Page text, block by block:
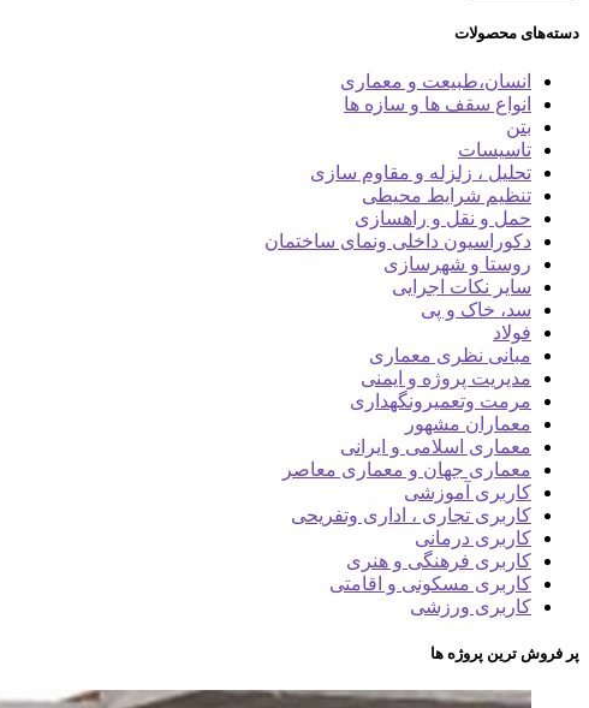
دسته‌های محصولات
انسان،طبیعت و معماری
انواع سقف ها و سازه ها
بتن
تاسیسات
تحلیل ، زلزله و مقاوم سازی
تنظیم شرایط محیطی
حمل و نقل و راهسازی
دکوراسیون داخلی ونمای ساختمان
روستا و شهرسازی
سایر نکات اجرایی
سد، خاک و پی
فولاد
مبانی نظری معماری
مدیریت پروژه و ایمنی
مرمت وتعمیرونگهداری
معماران مشهور
معماری اسلامی و ایرانی
معماری جهان و معماری معاصر
کاربری آموزشی
کاربری تجاری ، اداری وتفریحی
کاربری درمانی
کاربری فرهنگی و هنری
کاربری مسکونی و اقامتی
کاربری ورزشی
پر فروش ترین پروژه ها